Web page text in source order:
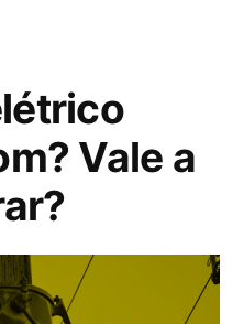
Vale a